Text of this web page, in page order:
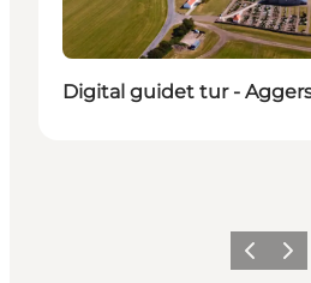
Digital guidet tur -
Forrige